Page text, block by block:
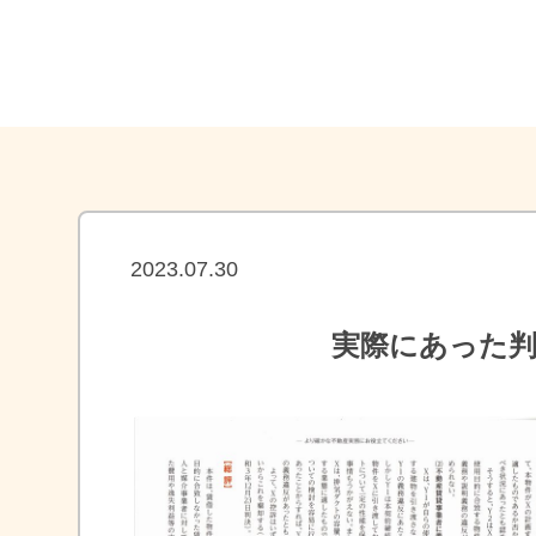
2023.07.30
実際にあった